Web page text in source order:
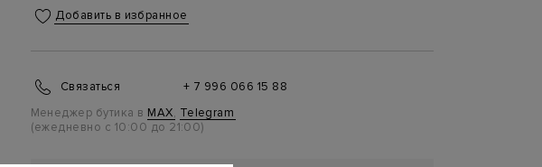
Добавить в избранное
Связаться
+ 7 996 066 15 88
Менеджер бутика в MAX, Telegram
(ежедневно с 10:00 до 21:00)